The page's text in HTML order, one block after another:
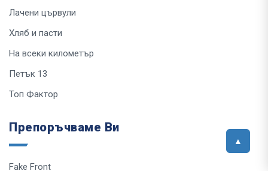
Лачени цървули
Хляб и пасти
На всеки километър
Петък 13
Топ Фактор
Препоръчваме Ви
Fake Front